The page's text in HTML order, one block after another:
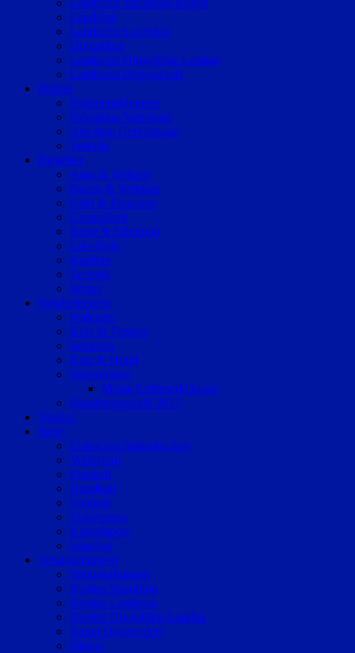
Landkreis Straubing-Bogen
Landshut
Landkreis Landshut
Dingolfing
Landkreis Dingolfing-Landau
Landkreis Deggendorf
Polizei
Polizeimeldungen
Fahndung/Vermisste
Aus dem Gerichtssaal
Verkehr
Ratgeber
Auto & Verkehr
Bauen & Wohnen
Geld & Finanzen
Gesundheit
Reise & Erholung
Life-Style
Karriere
Technik
Wetter
Sonderthemen
Podcasts
Kids & Teenies
Senioren
Katz & Hund
Valentinstag
Meine Liebeserklärung
Bundestagswahl 2017
Vereine
Sport
Eishockey/Inlinehockey
Volleyball
Fussball
Handball
Football
Trabrennen
Kampfsport
Sonstige
Veranstaltungen
Veranstaltungen
Region Straubing
Region Landshut
Region Dingolfing-Landau
Raum Deggendorf
Bluval